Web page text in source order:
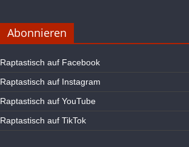
Abonnieren
Raptastisch auf Facebook
Raptastisch auf Instagram
Raptastisch auf YouTube
Raptastisch auf TikTok